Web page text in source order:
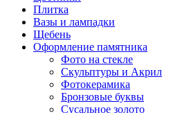
Плитка
Вазы и лампадки
Щебень
Оформление памятника
Фото на стекле
Скульптуры и Акрил
Фотокерамика
Бронзовые буквы
Сусальное золото